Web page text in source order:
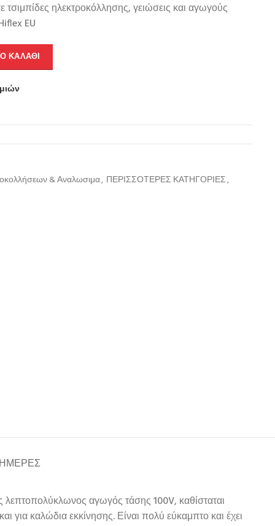
ηλεκτροκόλλησης, γειώσεις και αγωγούς
EU
ΚΑΛΆΘΙ
& Αναλωσιμα, ΠΕΡΙΣΣΟΤΕΡΕΣ ΚΑΤΗΓΟΡΙΕΣ,
αγωγός τάσης 100V, καθίσταται
καλώδια εκκίνησης. Είναι πολύ εύκαμπτο και έχει